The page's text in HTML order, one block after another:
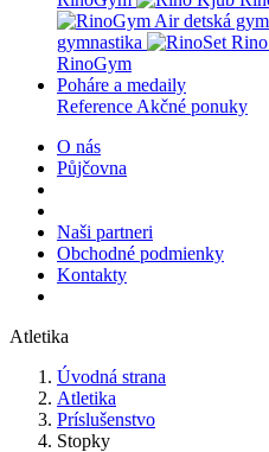
gymnastika
RinoGym
Poháre a medaily
Reference Akčné ponuky
O nás
Půjčovna
Naši partneri
Obchodné podmienky
Kontakty
Atletika
Úvodná strana
Atletika
Príslušenstvo
Stopky